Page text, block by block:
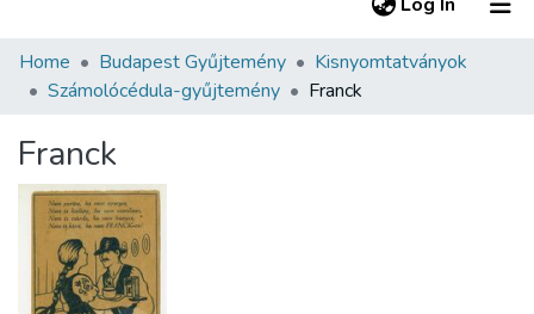
Communities & Collections
Statistics
About us
Home Budapest Gyűjtemény
Kisnyomtatványok
Számolócédula-gyűjtemény
Franck
Franck